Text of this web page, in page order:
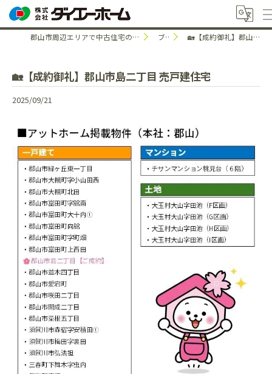
郡山市周辺エリアで中古住宅のことなら株式会社ダイエーホーム ブログ 🏡【成約御礼】郡山市島二丁目 売戸建住宅
🏡【成約御礼】郡山市島二丁目 売戸建住宅
2025/09/21